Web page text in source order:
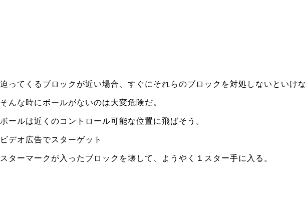
迫ってくるブロックが近い場合、すぐにそれらのブロックを対処しないといけな
そんな時にボールがないのは大変危険だ。
ボールは近くのコントロール可能な位置に飛ばそう。
ビデオ広告でスターゲット
スターマークが入ったブロックを壊して、ようやく１スター手に入る。